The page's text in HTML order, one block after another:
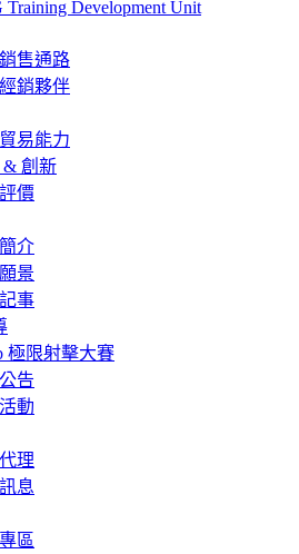
Training Development Unit
售通路
銷夥伴
易能力
& 創新
價
介
景
事
極限射擊大賽
告
動
理
息
區